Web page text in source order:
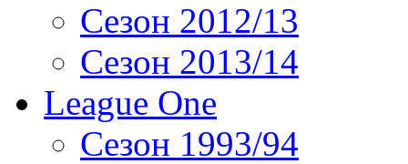
Сезон 2012/13
Сезон 2013/14
League One
Сезон 1993/94